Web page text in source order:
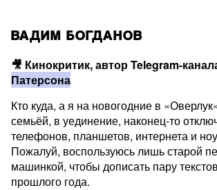
ВАДИМ БОГДАНОВ
🎥 Кинокритик, автор Telegram-
Патерсона
Кто куда, а я на новогодние в
семьёй, в уединение, наконец-то
телефонов, планшетов, интернета и
Пожалуй, воспользуюсь лишь старой
машинкой, чтобы дописать пару
прошлого года.